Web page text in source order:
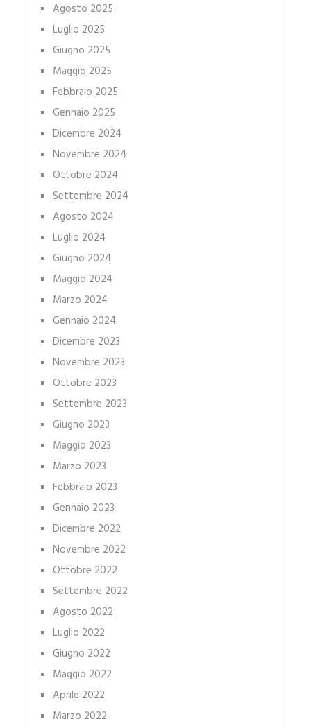
Agosto 2025
Luglio 2025
Giugno 2025
Maggio 2025
Febbraio 2025
Gennaio 2025
Dicembre 2024
Novembre 2024
Ottobre 2024
Settembre 2024
Agosto 2024
Luglio 2024
Giugno 2024
Maggio 2024
Marzo 2024
Gennaio 2024
Dicembre 2023
Novembre 2023
Ottobre 2023
Settembre 2023
Giugno 2023
Maggio 2023
Marzo 2023
Febbraio 2023
Gennaio 2023
Dicembre 2022
Novembre 2022
Ottobre 2022
Settembre 2022
Agosto 2022
Luglio 2022
Giugno 2022
Maggio 2022
Aprile 2022
Marzo 2022